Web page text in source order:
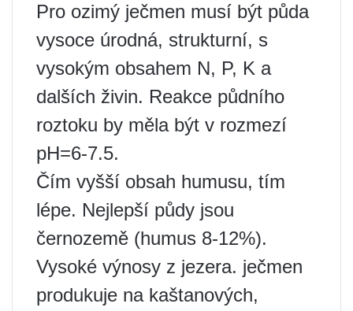
Pro ozimý ječmen musí být půda
vysoce úrodná, strukturní, s
vysokým obsahem N, P, K a
dalších živin. Reakce půdního
roztoku by měla být v rozmezí
pH=6-7.5.
Čím vyšší obsah humusu, tím
lépe. Nejlepší půdy jsou
černozemě (humus 8-12%).
Vysoké výnosy z jezera. ječmen
produkuje na kaštanových,